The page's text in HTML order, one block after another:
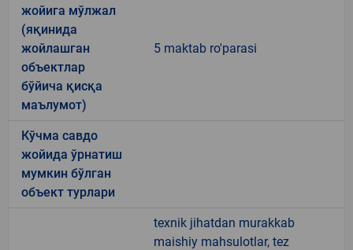
жойига мўлжал
(яқинида
жойлашган
объектлар
бўйича қисқа
маълумот)
5 maktab ro'parasi
Кўчма савдо
жойида ўрнатиш
мумкин бўлган
объект турлари
texnik jihatdan murakkab
maishiy mahsulotlar, tez